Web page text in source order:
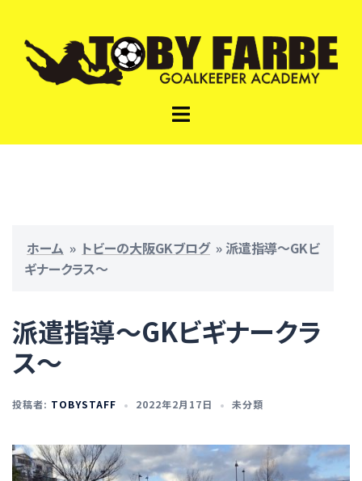
ト
グ
ル
ホーム » トビーの大阪GKブログ » 派遣指導〜GKビ
ギナークラス〜
派遣指導〜GKビギナークラ
ス〜
投稿者: TOBYSTAFF 2022年2月17日 未分類